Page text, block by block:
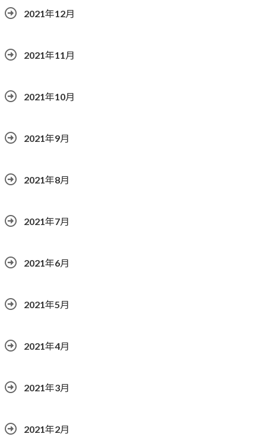
2021年12月
2021年11月
2021年10月
2021年9月
2021年8月
2021年7月
2021年6月
2021年5月
2021年4月
2021年3月
2021年2月